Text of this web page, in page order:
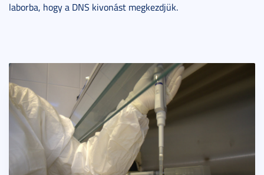
laborba, hogy a DNS kivonást megkezdjük.